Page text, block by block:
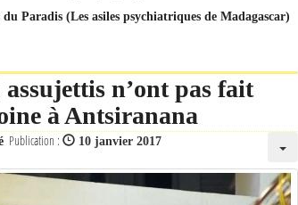
Paradis (Les asiles psychiatriques de Madagascar)
n’ont pas fait
à Antsiranana
Publication : 10 janvier 2017